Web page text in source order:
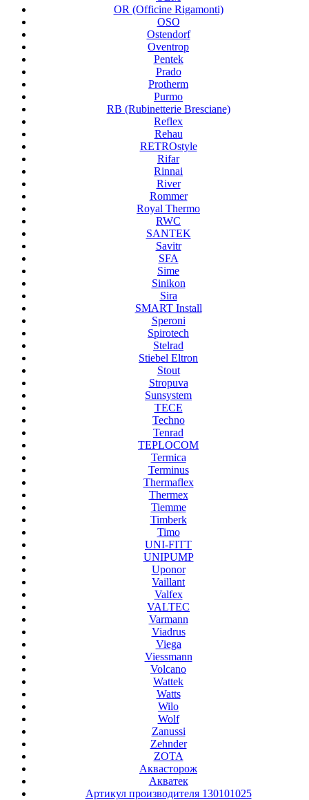
OR (Officine Rigamonti)
OSO
Ostendorf
Oventrop
Pentek
Prado
Protherm
Purmo
RB (Rubinetterie Bresciane)
Reflex
Rehau
RETROstyle
Rifar
Rinnai
River
Rommer
Royal Thermo
RWC
SANTEK
Savitr
SFA
Sime
Sinikon
Sira
SMART Install
Speroni
Spirotech
Stelrad
Stiebel Eltron
Stout
Stropuva
Sunsystem
TECE
Techno
Tenrad
TEPLOCOM
Termica
Terminus
Thermaflex
Thermex
Tiemme
Timberk
Timo
UNI-FITT
UNIPUMP
Uponor
Vaillant
Valfex
VALTEC
Varmann
Viadrus
Viega
Viessmann
Volcano
Wattek
Watts
Wilo
Wolf
Zanussi
Zehnder
ZOTA
Аквасторож
Акватек
Артикул производителя 130101025